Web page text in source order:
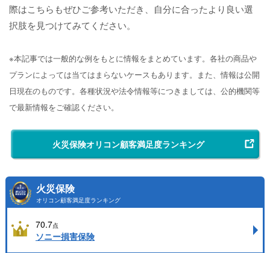
際はこちらもぜひご参考いただき、自分に合ったより良い選
択肢を見つけてみてください。
※本記事では一般的な例をもとに情報をまとめています。各社の商品や
プランによっては当てはまらないケースもあります。また、情報は公開
日現在のものです。各種状況や法令情報等につきましては、公的機関等
で最新情報をご確認ください。
火災保険オリコン顧客満足度ランキング
火災保険
オリコン顧客満足度ランキング
70.7点
ソニー損害保険